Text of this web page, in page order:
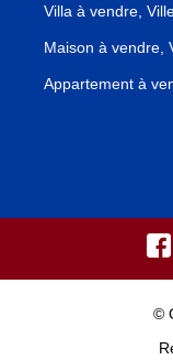
Villa à vendre,
Maison à vendre,
Appartement à
©